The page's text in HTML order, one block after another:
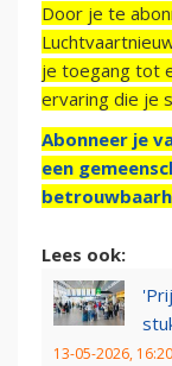
Door je te
je toegang tot
ervaring die je
Abonneer je
een
Lees ook:
13-05-2026, 16:20